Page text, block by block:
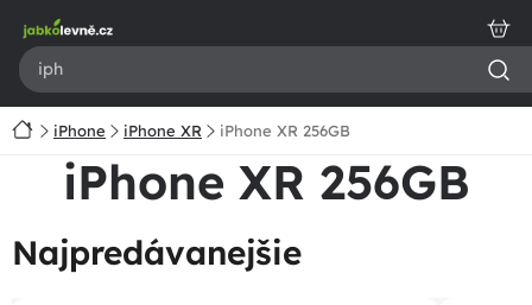
obsah
DomoviPhone iPhone XR iPhone XR 256GB
iPhone XR 256GB
Najpredávanejšie